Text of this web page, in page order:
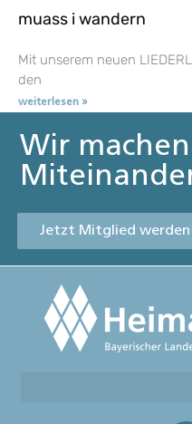
muass i wandern
Mit unserem neuen
den
weiterlesen »
Wir
Jetzt Mitglied